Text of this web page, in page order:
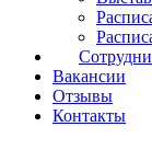
Вакансии
Отзывы
Контакты